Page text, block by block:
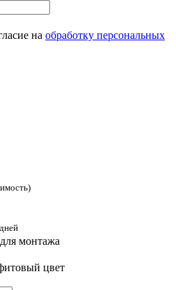
на обработку персональных
монтажа
цвет